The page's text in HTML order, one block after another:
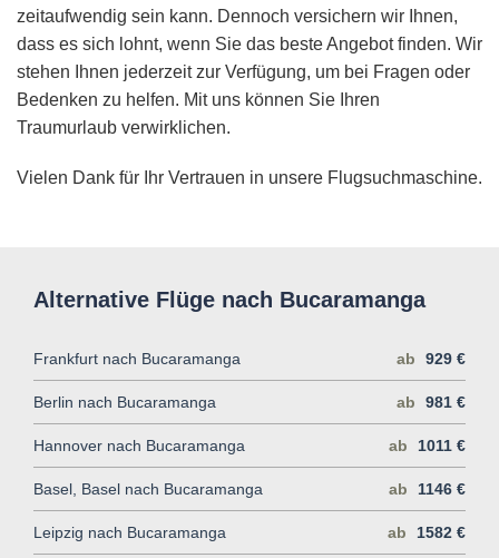
zeitaufwendig sein kann. Dennoch versichern wir Ihnen,
dass es sich lohnt, wenn Sie das beste Angebot finden. Wir
stehen Ihnen jederzeit zur Verfügung, um bei Fragen oder
Bedenken zu helfen. Mit uns können Sie Ihren
Traumurlaub verwirklichen.
Vielen Dank für Ihr Vertrauen in unsere Flugsuchmaschine.
Alternative Flüge nach Bucaramanga
Frankfurt nach Bucaramanga ab 929 €
Berlin nach Bucaramanga ab 981 €
Hannover nach Bucaramanga ab 1011 €
Basel, Basel nach Bucaramanga ab 1146 €
Leipzig nach Bucaramanga ab 1582 €